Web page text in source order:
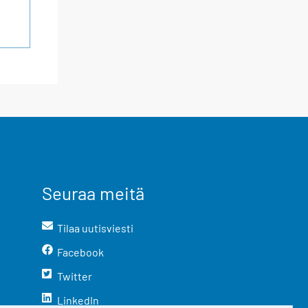
Seuraa meitä
Tilaa uutisviesti
Facebook
Twitter
LinkedIn